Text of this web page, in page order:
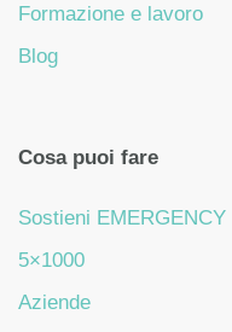
Formazione e lavoro
Blog
Cosa puoi fare
Sostieni EMERGENCY
5×1000
Aziende